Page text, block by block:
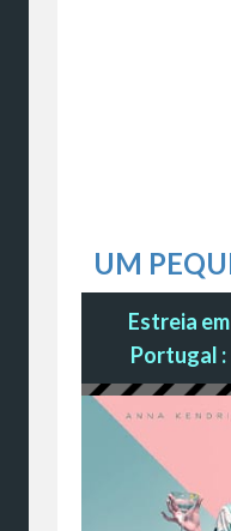
UM
Estreia em
Portugal :